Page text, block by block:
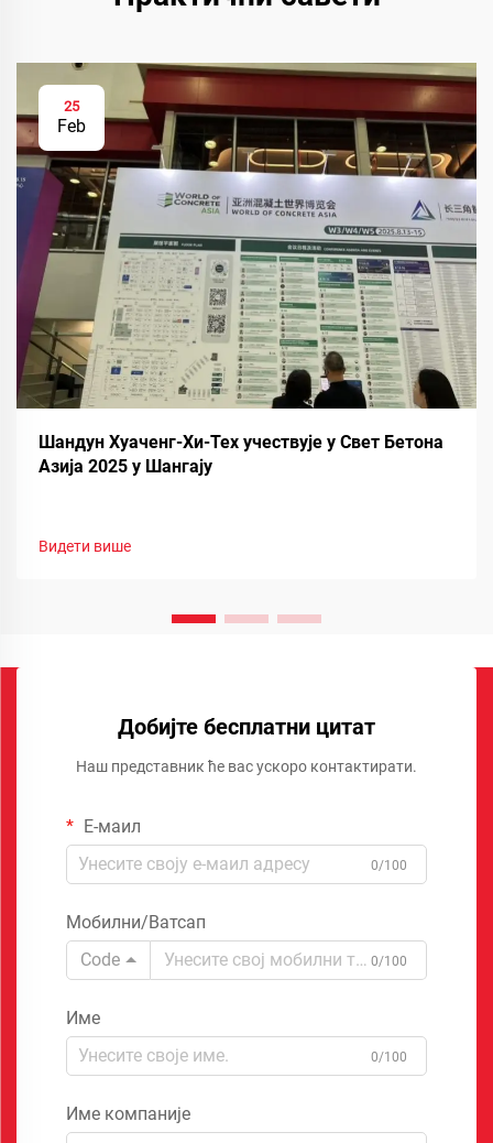
25
Feb
Шандун Хуаченг-Хи-Тех учествује у Свет Бетона
Азија 2025 у Шангају
Видети више
Добијте бесплатни цитат
Наш представник ће вас ускоро контактирати.
Е-маил
0/100
Мобилни/Ватсап
Code
0/100
Име
0/100
Име компаније